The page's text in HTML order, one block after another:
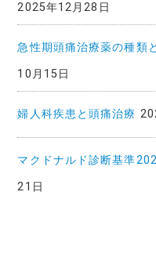
2025年12月28日
急性期頭痛治療薬の種類
10月15日
婦人科疾患と頭痛治療
マクドナルド診断基準
21日